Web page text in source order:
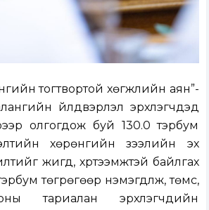
тогтвортой хөгжлийн аян”-
үйлдвэрлэл эрхлэгчдэд
олгогдож буй 130.0 тэрбум
хөрөнгийн зээлийн эх
жигд, хүртээмжтэй байлгах
төгрөгөөр нэмэгдүүлж, төмс,
тариалан эрхлэгчдийн